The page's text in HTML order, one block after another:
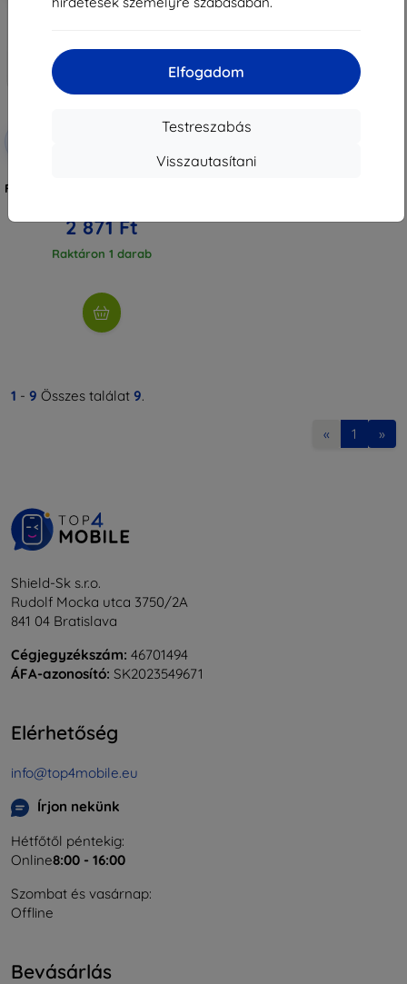
Elfogadom
Testreszabás
Visszautasítani
FlexibleGlass Lite (5903108028974)
2 871 Ft
Raktáron 1 darab
1 - 9 Összes találat 9.
« 1 »
Shield-Sk s.r.o.
Rudolf Mocka utca 3750/2A
841 04 Bratislava
Cégjegyzékszám: 46701494
ÁFA-azonosító: SK2023549671
Elérhetőség
info@top4mobile.eu
Írjon nekünk
Hétfőtől péntekig:
Online8:00 - 16:00
Szombat és vasárnap:
Offline
Bevásárlás